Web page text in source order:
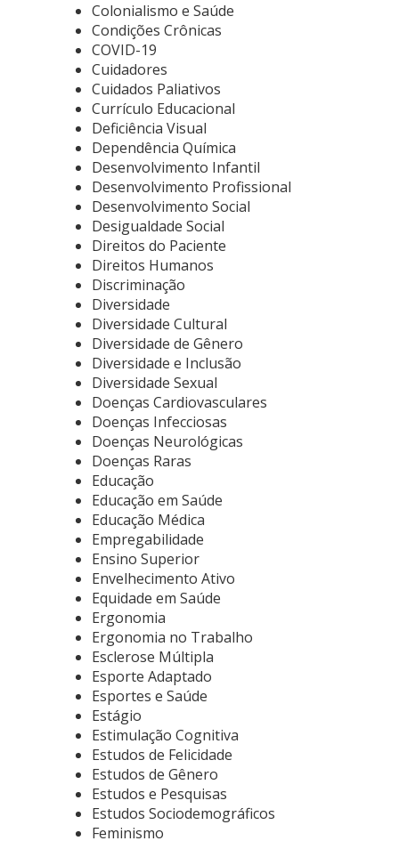
Colonialismo e Saúde
Condições Crônicas
COVID-19
Cuidadores
Cuidados Paliativos
Currículo Educacional
Deficiência Visual
Dependência Química
Desenvolvimento Infantil
Desenvolvimento Profissional
Desenvolvimento Social
Desigualdade Social
Direitos do Paciente
Direitos Humanos
Discriminação
Diversidade
Diversidade Cultural
Diversidade de Gênero
Diversidade e Inclusão
Diversidade Sexual
Doenças Cardiovasculares
Doenças Infecciosas
Doenças Neurológicas
Doenças Raras
Educação
Educação em Saúde
Educação Médica
Empregabilidade
Ensino Superior
Envelhecimento Ativo
Equidade em Saúde
Ergonomia
Ergonomia no Trabalho
Esclerose Múltipla
Esporte Adaptado
Esportes e Saúde
Estágio
Estimulação Cognitiva
Estudos de Felicidade
Estudos de Gênero
Estudos e Pesquisas
Estudos Sociodemográficos
Feminismo